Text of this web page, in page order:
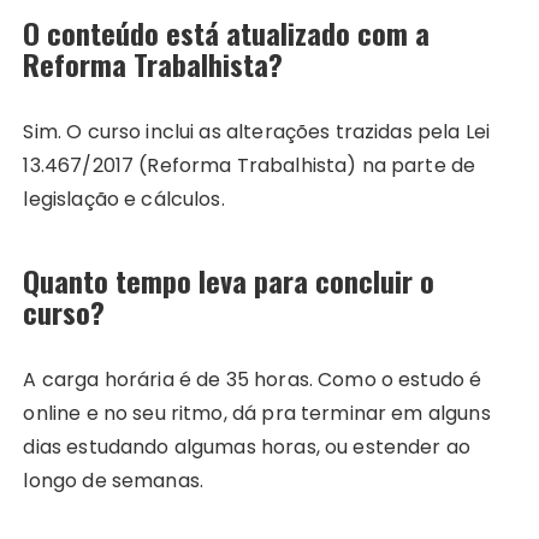
O conteúdo está atualizado com a
Reforma Trabalhista?
Sim. O curso inclui as alterações trazidas pela Lei
13.467/2017 (Reforma Trabalhista) na parte de
legislação e cálculos.
Quanto tempo leva para concluir o
curso?
A carga horária é de 35 horas. Como o estudo é
online e no seu ritmo, dá pra terminar em alguns
dias estudando algumas horas, ou estender ao
longo de semanas.